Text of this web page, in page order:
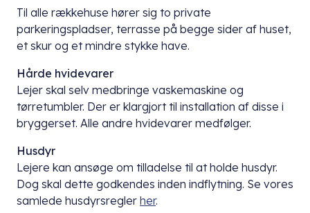
Til alle rækkehuse hører sig to private
parkeringspladser, terrasse på begge sider af huset,
et skur og et mindre stykke have.
Hårde hvidevarer
Lejer skal selv medbringe vaskemaskine og
tørretumbler. Der er klargjort til installation af disse i
bryggerset. Alle andre hvidevarer medfølger.
Husdyr
Lejere kan ansøge om tilladelse til at holde husdyr.
Dog skal dette godkendes inden indflytning. Se vores
samlede husdyrsregler her.